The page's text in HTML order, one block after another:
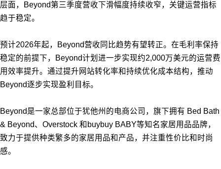
层面，Beyond第三季度营收下滑幅度持续收窄，关键运营指标
趋于稳定。
预计2026年起，Beyond营收同比趋势有望转正。在毛利率保持
稳定的前提下，Beyond计划进一步实现约2,000万美元的运营费
用效率提升。通过提升网站转化率和持续优化成本结构，推动
Beyond逐步实现盈利目标。
Beyond是一家总部位于犹他州的电商公司，旗下拥有 Bed Bath
& Beyond、Overstock 和buybuy BABY等知名家居用品品牌，
致力于提供种类繁多的家居用品和产品，并注重性价比和时尚
感。